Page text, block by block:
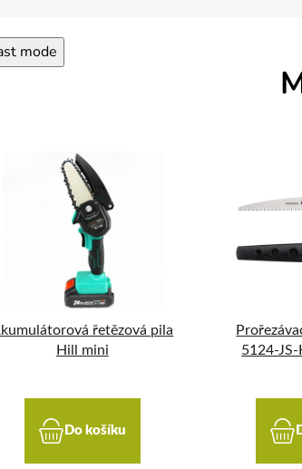
mode
řetězová pila
Hill mini
Do košíku
5124-